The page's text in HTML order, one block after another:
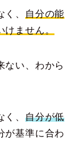
、
自分の能
ません。
ない、わから
、 自分が低
が基準に合わ